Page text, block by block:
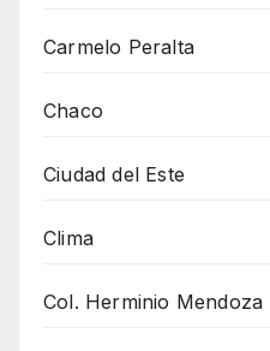
Carmelo Peralta
Chaco
Ciudad del Este
Clima
Col. Herminio Mendoza